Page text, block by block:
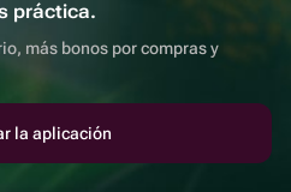
práctica.
más bonos por compras y
la aplicación